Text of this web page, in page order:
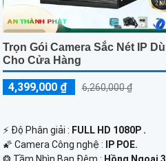
Trọn Gói Camera Sắc Nét IP
Cho Cửa Hàng
4,399,000 ₫ 6,260,000 ₫
️⚡ Độ Phân giải : FULL HD 1080P .
🌠 Camera Công nghệ :
IP POE.